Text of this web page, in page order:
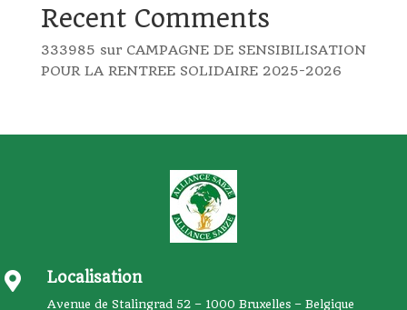
Recent Comments
333985 sur CAMPAGNE DE SENSIBILISATION
POUR LA RENTREE SOLIDAIRE 2025-2026
 Localisation
Avenue de Stalingrad 52 – 1000 Bruxelles – Belgique